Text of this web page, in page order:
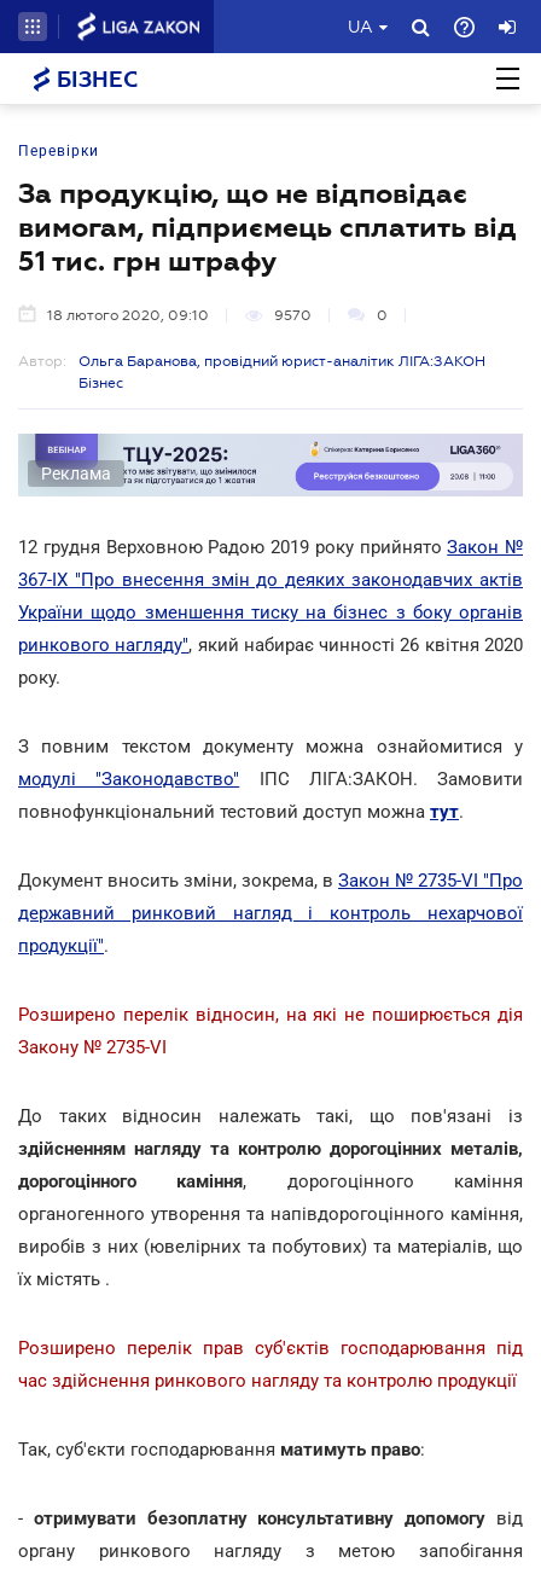
UA
БІЗНЕС
Перевірки
За продукцію, що не відповідає
вимогам, підприємець сплатить від
51 тис. грн штрафу
18 лютого 2020, 09:10 9570 0
Автор:
Ольга Баранова, провідний юрист-аналітик ЛІГА:ЗАКОН
Бізнес
Реклама
12 грудня Верховною Радою 2019 року прийнятоЗакон №
367-IX "Про внесення змін до деяких законодавчих актів
України щодо зменшення тиску на бізнес з боку органів
ринкового нагляду", який набирає чинності 26 квітня 2020
року.
З повним текстом документу можна ознайомитися у
модулі "Законодавство" ІПС ЛІГА:ЗАКОН. Замовити
повнофункціональний тестовий доступ можна тут.
Документ вносить зміни, зокрема, в Закон № 2735-VI "Про
державний ринковий нагляд і контроль нехарчової
продукції".
Розширено перелік відносин, на які не поширюється дія
Закону № 2735-VI
До таких відносин належать такі, що пов'язані із
здійсненням нагляду та контролю дорогоцінних металів,
дорогоцінного каміння, дорогоцінного каміння
органогенного утворення та напівдорогоцінного каміння,
виробів з них (ювелірних та побутових) та матеріалів, що
їх містять .
Розширено перелік прав суб'єктів господарювання під
час здійснення ринкового нагляду та контролю продукції
Так, суб'єкти господарювання матимуть право:
- отримувати безоплатну консультативну допомогу від
органу ринкового нагляду з метою запобігання